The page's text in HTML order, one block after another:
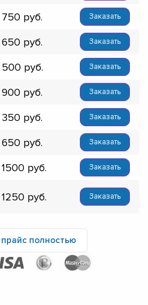
750 Заказать
650 Заказать
500 Заказать
900 Заказать
350 Заказать
650 Заказать
1500 Заказать
1250 Заказать
прайс полностью